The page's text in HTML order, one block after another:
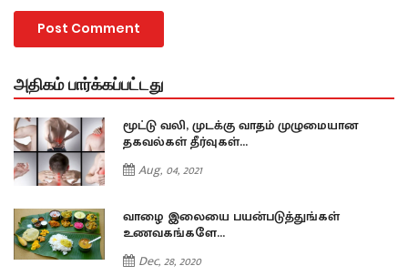
அதிகம் பார்க்கப்பட்டது
மூட்டு வலி, முடக்கு வாதம் முழுமையான
தகவல்கள் தீர்வுகள்...
Aug, 04, 2021
வாழை இலையை பயன்படுத்துங்கள்
உணவகங்களே...
Dec, 28, 2020